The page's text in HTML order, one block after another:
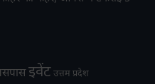
इवेंट उत्तम प्रदेश